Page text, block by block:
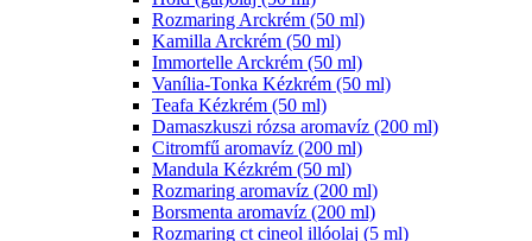
Rozmaring Arckrém (50 ml)
Kamilla Arckrém (50 ml)
Immortelle Arckrém (50 ml)
Vanília-Tonka Kézkrém (50 ml)
Teafa Kézkrém (50 ml)
Damaszkuszi rózsa aromavíz (200 ml)
Citromfű aromavíz (200 ml)
Mandula Kézkrém (50 ml)
Rozmaring aromavíz (200 ml)
Borsmenta aromavíz (200 ml)
Rozmaring ct cineol illóolaj (5 ml)